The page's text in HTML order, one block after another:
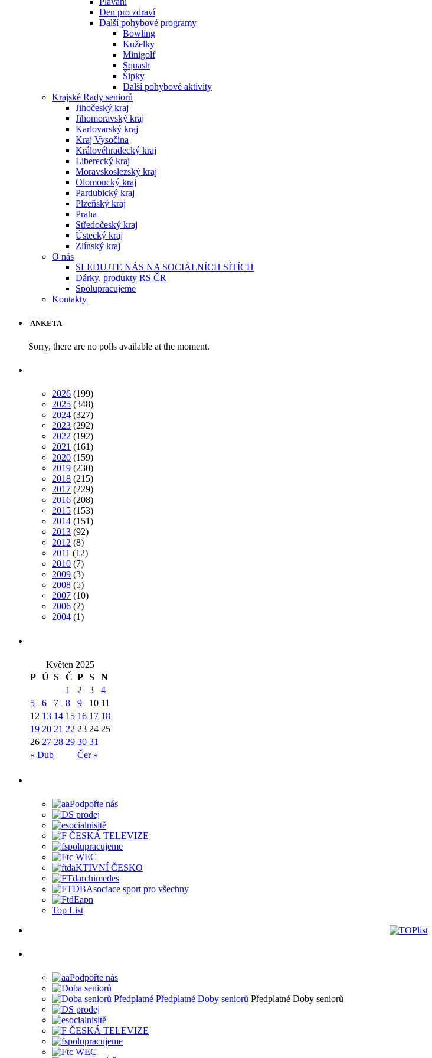
Den pro zdraví
Další pohybové programy
Bowling
Kuželky
Minigolf
Squash
Šipky
Další pohybové aktivity
Krajské Rady seniorů
Jihočeský kraj
Jihomoravský kraj
Karlovarský kraj
Kraj Vysočina
Královéhradecký kraj
Liberecký kraj
Moravskoslezský kraj
Olomoucký kraj
Pardubický kraj
Plzeňský kraj
Praha
Středočeský kraj
Ústecký kraj
Zlínský kraj
O nás
SLEDUJTE NÁS NA SOCIÁLNÍCH SÍTÍCH
Dárky, produkty RS ČR
Spolupracujeme
Kontakty
ANKETA
Sorry, there are no polls available at the moment.
2026 (199)
2025 (348)
2024 (327)
2023 (292)
2022 (192)
2021 (161)
2020 (159)
2019 (230)
2018 (215)
2017 (229)
2016 (208)
2015 (153)
2014 (151)
2013 (92)
2012 (8)
2011 (12)
2010 (7)
2009 (3)
2008 (5)
2007 (10)
2006 (2)
2004 (1)
Květen 2025
P Ú S Č P S N
« Dub Čer »
1 2 3
4
5
6 7 8 9 10 11
12 13 14 15 16 17 18
19 20 21 22 23 24 25
26 27 28 29 30 31
Top List
Předplatné Doby seniorů